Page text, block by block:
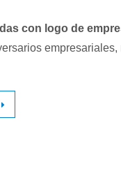
con logo de